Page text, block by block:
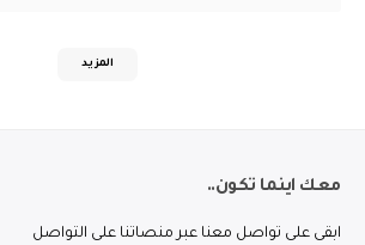
المزيد
معك اينما تكون..
ابقى على تواصل معنا عبر منصاتنا على التواصل